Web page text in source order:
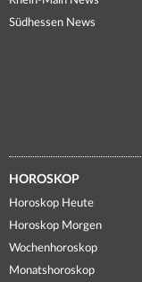
Südhessen News
HOROSKOP
Horoskop Heute
Horoskop Morgen
Wochenhoroskop
Monatshoroskop